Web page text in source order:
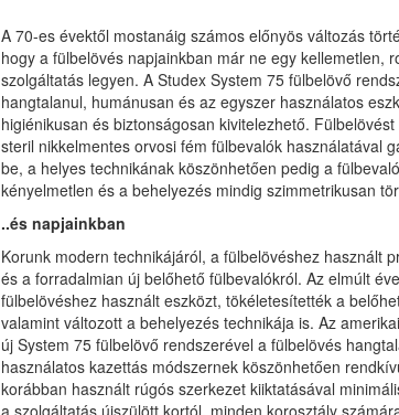
A 70-es évektől mostanáig számos előnyös változás
hogy a fülbelövés napjainkban már ne egy kellemetlen,
szolgáltatás legyen. A Studex System 75 fülbelövő
hangtalanul, humánusan és az egyszer használatos
higiénikusan és biztonságosan kivitelezhető.
steril nikkelmentes orvosi fém fülbevalók használatával
be, a helyes technikának köszönhetően pedig a
kényelmetlen és a behelyezés mindig szimmetrikusan
..és napjainkban
Korunk modern technikájáról, a fülbelövéshez használt
és a forradalmian új belőhető fülbevalókról. Az elmúlt
fülbelövéshez használt eszközt, tökéletesítették a
valamint változott a behelyezés technikája is. Az
új System 75 fülbelövő rendszerével a fülbelövés
használatos kazettás módszernek köszönhetően
korábban használt rúgós szerkezet kiiktatásával
a szolgáltatás újszülött kortól, minden korosztály